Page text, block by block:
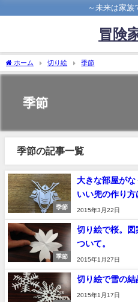
～未来は家族
冒険
ホーム 切り絵 季節
季節
季節の記事一覧
季節
大きな部屋がな
いい兜の作り方
2015年3月22日
季節
切り絵で桜。図
ついて。
2015年1月27日
切り絵で雪の結
2015年1月17日